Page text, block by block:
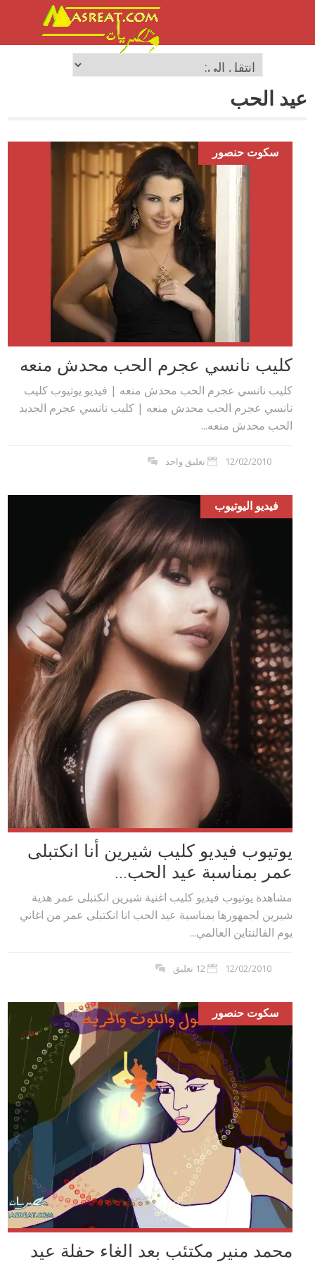
عيد الحب
سكوت حنصور
كليب نانسي عجرم الحب محدش منعه
كليب نانسي عجرم الحب محدش منعه | فيديو يوتيوب كليب
نانسي عجرم الحب محدش منعه | كليب نانسي عجرم الجديد
الحب محدش منعه...
12/02/2010 تعليق واحد
فيديو اليوتيوب
يوتيوب فيديو كليب شيرين أنا انكتبلى
عمر بمناسبة عيد الحب...
مشاهدة يوتيوب فيديو كليب اغنية شيرين انكتبلى عمر هدية
شيرين لجمهورها بمناسبة عيد الحب انا انكتبلى عمر من اغاني
يوم الفالنتاين العالمي...
12/02/2010 12 تعليق
سكوت حنصور
محمد منير مكتئب بعد الغاء حفلة عيد